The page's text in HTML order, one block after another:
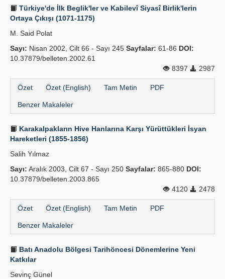
Türkiye'de İlk Beglik'ler ve Kabilevî Siyasî Birlik'lerin
Ortaya Çıkışı (1071-1175)
M. Said Polat
Sayı: Nisan 2002, Cilt 66 - Sayı 245 Sayfalar: 61-86 DOI:
10.37879/belleten.2002.61
8397
2987
Özet Özet (English) Tam Metin PDF
Benzer Makaleler
Karakalpakların Hive Hanlarına Karşı Yürüttükleri İsyan
Hareketleri (1855-1856)
Salih Yılmaz
Sayı: Aralık 2003, Cilt 67 - Sayı 250 Sayfalar: 865-880 DOI:
10.37879/belleten.2003.865
4120
2478
Özet Özet (English) Tam Metin PDF
Benzer Makaleler
Batı Anadolu Bölgesi Tarihöncesi Dönemlerine Yeni
Katkılar
Sevinç Günel